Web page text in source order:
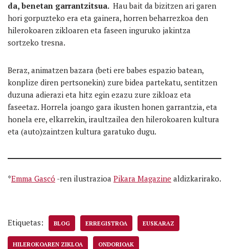
da, benetan garrantzitsua. Hau bait da bizitzen ari garen
hori gorpuzteko era eta gainera, horren beharrezkoa den
hilerokoaren zikloaren eta faseen inguruko jakintza
sortzeko tresna.
Beraz, animatzen bazara (beti ere babes espazio batean,
konplize diren pertsonekin) zure bidea partekatu, sentitzen
duzuna adierazi eta hitz egin ezazu zure zikloaz eta
faseetaz. Horrela joango gara ikusten honen garrantzia, eta
honela ere, elkarrekin, iraultzailea den hilerokoaren kultura
eta (auto)zaintzen kultura garatuko dugu.
*Emma Gascó -ren ilustrazioa Pikara Magazine aldizkarirako.
Etiquetas: BLOG ERREGISTROA EUSKARAZ
HILEROKOAREN ZIKLOA ONDORIOAK